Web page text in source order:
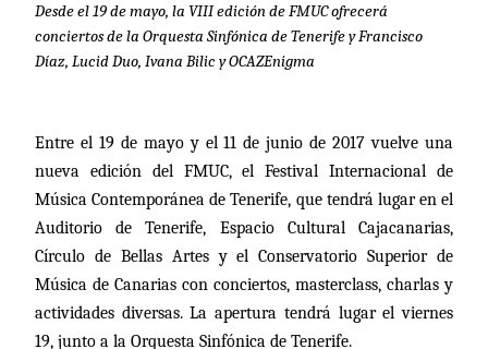
Desde el 19 de mayo, la VIII edición de FMUC ofrecerá
conciertos de la Orquesta Sinfónica de Tenerife y Francisco
Díaz, Lucid Duo, Ivana Bilic y OCAZEnigma
Entre el 19 de mayo y el 11 de junio de 2017 vuelve una
nueva edición del FMUC, el Festival Internacional de
Música Contemporánea de Tenerife, que tendrá lugar en el
Auditorio de Tenerife, Espacio Cultural Cajacanarias,
Círculo de Bellas Artes y el Conservatorio Superior de
Música de Canarias con conciertos, masterclass, charlas y
actividades diversas. La apertura tendrá lugar el viernes
19, junto a la Orquesta Sinfónica de Tenerife.